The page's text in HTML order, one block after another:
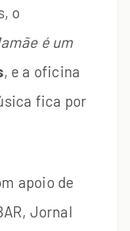
o
é um
, e a oficina
fica por
apoio de
Jornal